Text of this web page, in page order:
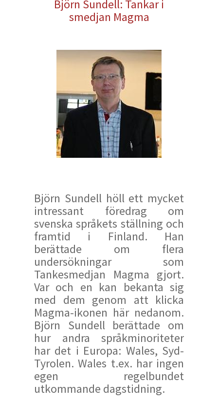
Björn Sundell: Tankar i
smedjan Magma
Björn Sundell höll ett mycket
intressant föredrag om
svenska språkets ställning och
framtid i Finland. Han
berättade om flera
undersökningar som
Tankesmedjan Magma gjort.
Var och en kan bekanta sig
med dem genom att klicka
Magma-ikonen här nedanom.
Björn Sundell berättade om
hur andra språkminoriteter
har det i Europa: Wales, Syd-
Tyrolen. Wales t.ex. har ingen
egen regelbundet
utkommande dagstidning.